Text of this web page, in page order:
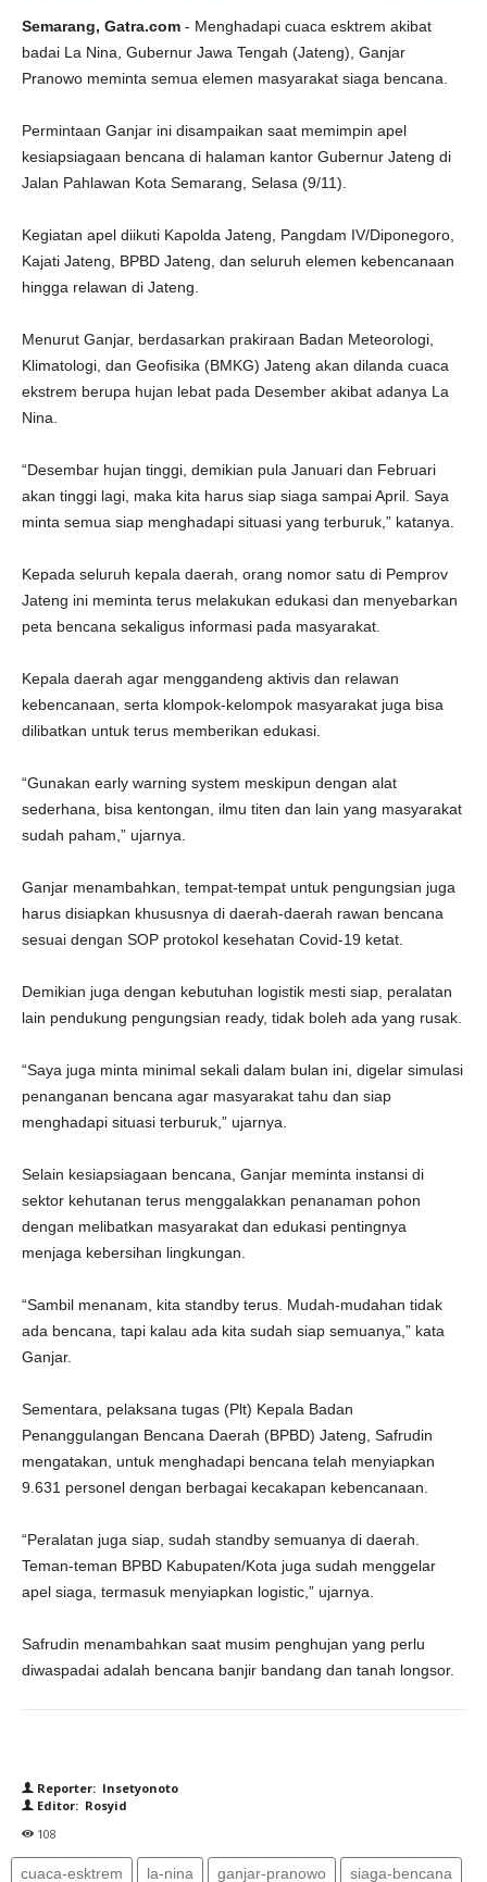
Semarang, Gatra.com - Menghadapi cuaca esktrem akibat
badai La Nina, Gubernur Jawa Tengah (Jateng), Ganjar
Pranowo meminta semua elemen masyarakat siaga bencana.
Permintaan Ganjar ini disampaikan saat memimpin apel
kesiapsiagaan bencana di halaman kantor Gubernur Jateng di
Jalan Pahlawan Kota Semarang, Selasa (9/11).
Kegiatan apel diikuti Kapolda Jateng, Pangdam IV/Diponegoro,
Kajati Jateng, BPBD Jateng, dan seluruh elemen kebencanaan
hingga relawan di Jateng.
Menurut Ganjar, berdasarkan prakiraan Badan Meteorologi,
Klimatologi, dan Geofisika (BMKG) Jateng akan dilanda cuaca
ekstrem berupa hujan lebat pada Desember akibat adanya La
Nina.
“Desembar hujan tinggi, demikian pula Januari dan Februari
akan tinggi lagi, maka kita harus siap siaga sampai April. Saya
minta semua siap menghadapi situasi yang terburuk,” katanya.
Kepada seluruh kepala daerah, orang nomor satu di Pemprov
Jateng ini meminta terus melakukan edukasi dan menyebarkan
peta bencana sekaligus informasi pada masyarakat.
Kepala daerah agar menggandeng aktivis dan relawan
kebencanaan, serta klompok-kelompok masyarakat juga bisa
dilibatkan untuk terus memberikan edukasi.
“Gunakan early warning system meskipun dengan alat
sederhana, bisa kentongan, ilmu titen dan lain yang masyarakat
sudah paham,” ujarnya.
Ganjar menambahkan, tempat-tempat untuk pengungsian juga
harus disiapkan khususnya di daerah-daerah rawan bencana
sesuai dengan SOP protokol kesehatan Covid-19 ketat.
Demikian juga dengan kebutuhan logistik mesti siap, peralatan
lain pendukung pengungsian ready, tidak boleh ada yang rusak.
“Saya juga minta minimal sekali dalam bulan ini, digelar simulasi
penanganan bencana agar masyarakat tahu dan siap
menghadapi situasi terburuk,” ujarnya.
Selain kesiapsiagaan bencana, Ganjar meminta instansi di
sektor kehutanan terus menggalakkan penanaman pohon
dengan melibatkan masyarakat dan edukasi pentingnya
menjaga kebersihan lingkungan.
“Sambil menanam, kita standby terus. Mudah-mudahan tidak
ada bencana, tapi kalau ada kita sudah siap semuanya,” kata
Ganjar.
Sementara, pelaksana tugas (Plt) Kepala Badan
Penanggulangan Bencana Daerah (BPBD) Jateng, Safrudin
mengatakan, untuk menghadapi bencana telah menyiapkan
9.631 personel dengan berbagai kecakapan kebencanaan.
“Peralatan juga siap, sudah standby semuanya di daerah.
Teman-teman BPBD Kabupaten/Kota juga sudah menggelar
apel siaga, termasuk menyiapkan logistic,” ujarnya.
Safrudin menambahkan saat musim penghujan yang perlu
diwaspadai adalah bencana banjir bandang dan tanah longsor.
Reporter: Insetyonoto
Editor: Rosyid
108
cuaca-esktrem la-nina ganjar-pranowo siaga-bencana